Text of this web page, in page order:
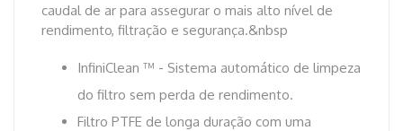
caudal de ar para assegurar o mais alto nível de
rendimento, filtração e segurança.&nbsp
InfiniClean ™ - Sistema automático de limpeza
do filtro sem perda de rendimento.
Filtro PTFE de longa duração com uma